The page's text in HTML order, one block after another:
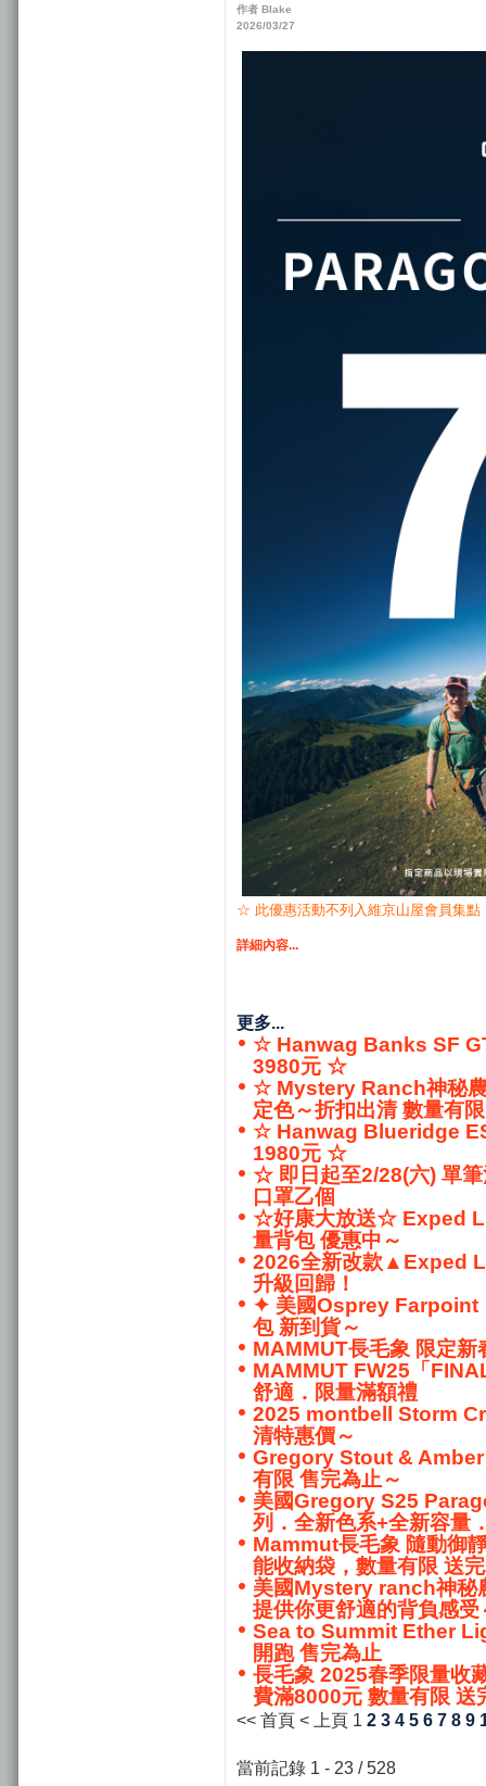
作者 Blake
2026/03/27
☆ 此優惠活動不列入維京山屋會員集點
詳細內容...
更多...
☆ Hanwag Banks SF
3980元 ☆
☆ Mystery Ranch神秘
定色～折扣出清 數量有
☆ Hanwag Blueridge
1980元 ☆
☆ 即日起至2/28(六) 單
口罩乙個
☆好康大放送☆ Exped
量背包 優惠中～
2026全新改款▲Exped
升級回歸！
✦ 美國Osprey Farpoint
包 新到貨～
MAMMUT長毛象 限定
MAMMUT FW25「
舒適．限量滿額禮
2025 montbell Storm
清特惠價～
Gregory Stout & Amber
有限 售完為止～
美國Gregory S25
列．全新色系+全新容量
Mammut長毛象 隨動御
能收納袋，數量有限 送
美國Mystery ranch神秘
提供你更舒適的背負感受
Sea to Summit Ether
開跑 售完為止
長毛象 2025春季限量收
費滿8000元 數量有限
<< 首頁 < 上頁 1 2 3 4 5 6 7 8 9
當前記錄 1 - 23 / 528